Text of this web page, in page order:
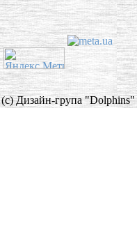
(c) Дизайн-група "Dolphins"